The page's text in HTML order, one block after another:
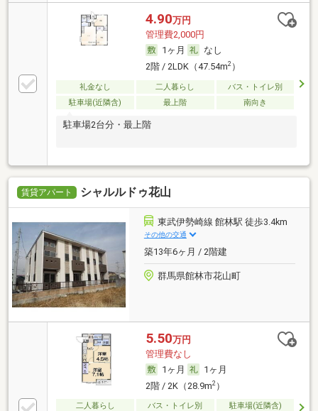
4.90万円
管理費2,000円
1ヶ月
なし
2階 / 2LDK（47.54m2）
礼金なし 二人暮らし
バス・トイレ別
駐車場(近隣含)
最上階 南向き
駐車場2台分・最上階
賃貸アパート シャルルドゥ花山
東武伊勢崎線 館林駅 徒歩3.4km
その他の交通
築13年6ヶ月 / 2階建
群馬県館林市花山町
5.50万円
管理費なし
1ヶ月
1ヶ月
2階 / 2K（28.9m2）
二人暮らし バス・トイレ別 駐車場(近隣含)